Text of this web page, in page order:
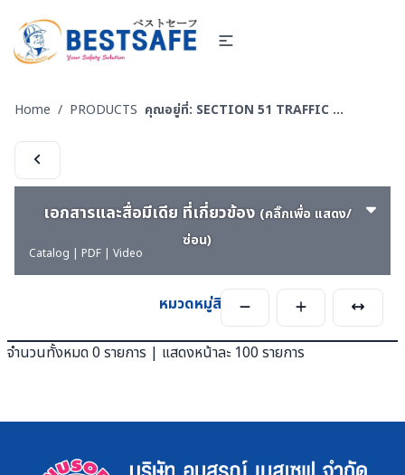
Home / PRODUCTS คุณอยู่ที่: SECTION 51 TRAFFIC LINE PAINTING -งานทาสี ตีเส้นจราจร
เอกสารและสื่อมีเดีย ที่เกี่ยวข้อง (คลิ๊กเพื่อ แสดง/
ซ่อน)
Catalog | PDF | Video
หมวดหมู่สินค้า
จำนวนทั้งหมด 0 รายการ | แสดงหน้าละ 100 รายการ